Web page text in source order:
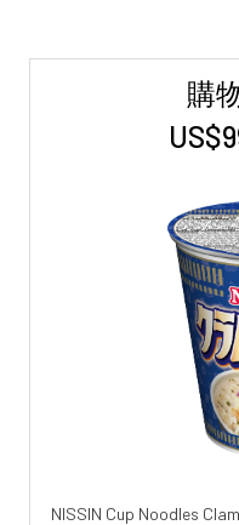
購
NISSIN Cup Noodles